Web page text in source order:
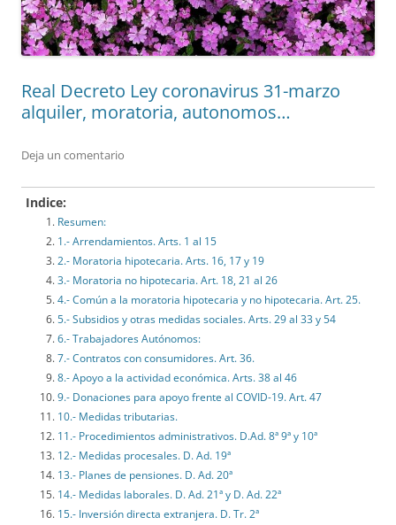
Real Decreto Ley coronavirus 31-marzo
alquiler, moratoria, autonomos…
Deja un comentario
Indice:
Resumen:
1.- Arrendamientos. Arts. 1 al 15
2.- Moratoria hipotecaria. Arts. 16, 17 y 19
3.- Moratoria no hipotecaria. Art. 18, 21 al 26
4.- Común a la moratoria hipotecaria y no hipotecaria. Art. 25.
5.- Subsidios y otras medidas sociales. Arts. 29 al 33 y 54
6.- Trabajadores Autónomos:
7.- Contratos con consumidores. Art. 36.
8.- Apoyo a la actividad económica. Arts. 38 al 46
9.- Donaciones para apoyo frente al COVID-19. Art. 47
10.- Medidas tributarias.
11.- Procedimientos administrativos. D.Ad. 8ª 9ª y 10ª
12.- Medidas procesales. D. Ad. 19ª
13.- Planes de pensiones. D. Ad. 20ª
14.- Medidas laborales. D. Ad. 21ª y D. Ad. 22ª
15.- Inversión directa extranjera. D. Tr. 2ª